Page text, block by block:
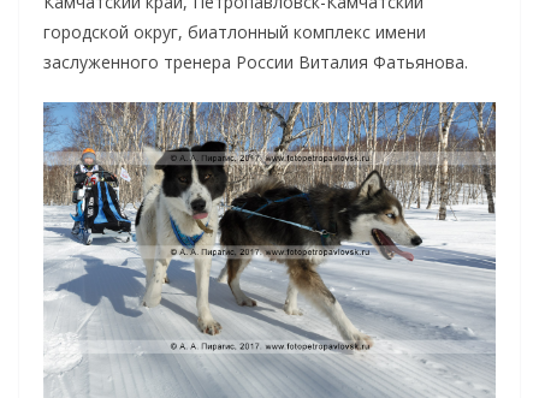
городской округ, биатлонный комплекс имени
заслуженного тренера России Виталия Фатьянова.